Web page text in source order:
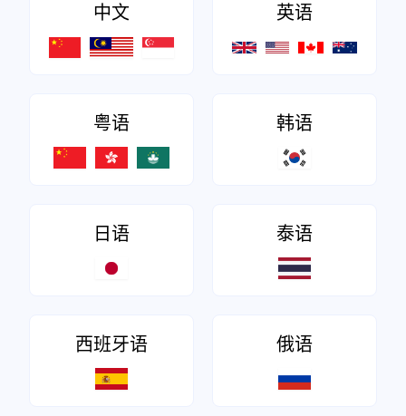
中文 英语
粤语 韩语
日语 泰语
西班牙语 俄语